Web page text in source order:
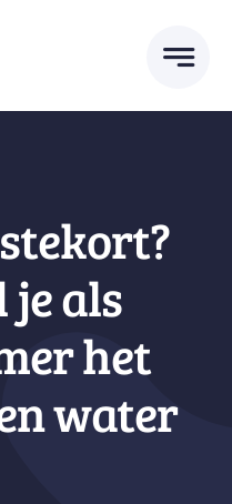
je als
het
water